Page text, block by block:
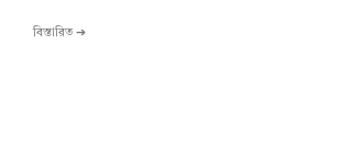
বিস্তারিত ➔